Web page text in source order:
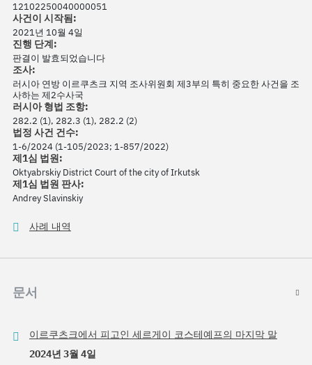
12102250040000051
사건이 시작됨:
2021년 10월 4일
진행 단계:
판결이 발효되었습니다
조사:
러시아 연방 이르쿠츠크 지역 조사위원회 제3부의 특히 중요한 사건을 조
사하는 제2수사국
러시아 형법 조항:
282.2 (1), 282.3 (1), 282.2 (2)
법정 사건 건수:
1-6/2024 (1-105/2023; 1-857/2022)
제1심 법원:
Oktyabrskiy District Court of the city of Irkutsk
제1심 법원 판사:
Andrey Slavinskiy
사례 내역
문서
이르쿠츠크에서 피고인 세르게이 코스테예프의 마지막 말
2024년 3월 4일